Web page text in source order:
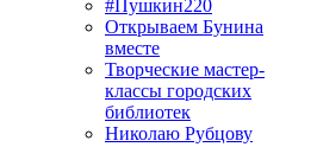
#Пушкин220
Открываем Бунина
вместе
Творческие мастер-
классы городских
библиотек
Николаю Рубцову